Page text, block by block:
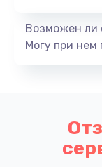
Возможен ли
Могу при нем